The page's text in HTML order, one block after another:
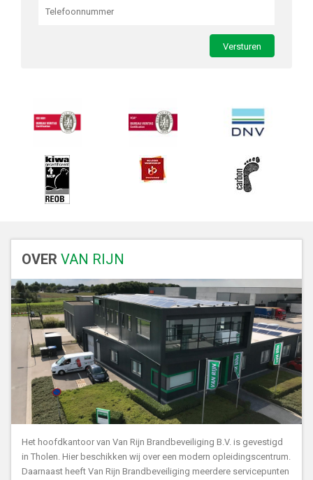
OVER VAN RIJN
Het hoofdkantoor van Van Rijn Brandbeveiliging B.V. is gevestigd
in Tholen. Hier beschikken wij over een modern opleidingscentrum.
Daarnaast heeft Van Rijn Brandbeveiliging meerdere servicepunten